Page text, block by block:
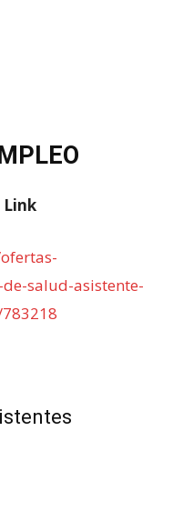
Link
salud-asistente-